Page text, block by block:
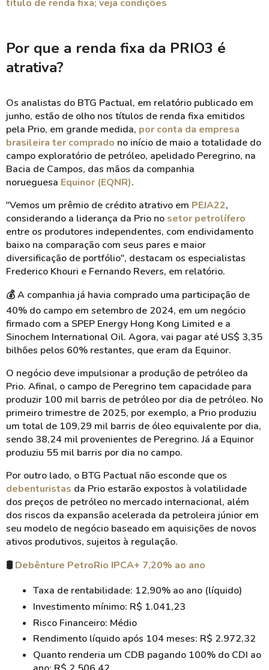
título de renda fixa; veja condições
Por que a renda fixa da PRIO3 é
atrativa?
Os analistas do BTG Pactual, em relatório publicado em
junho, estão de olho nos títulos de renda fixa emitidos
pela Prio, em grande medida, por conta da empresa
brasileira ter comprado no início de maio a totalidade do
campo exploratório de petróleo, apelidado Peregrino, na
Bacia de Campos, das mãos da companhia
norueguesa Equinor (EQNR).
"Vemos um prêmio de crédito atrativo em PEJA22,
considerando a liderança da Prio no setor petrolífero
entre os produtores independentes, com endividamento
baixo na comparação com seus pares e maior
diversificação de portfólio", destacam os especialistas
Frederico Khouri e Fernando Revers, em relatório.
💰A companhia já havia comprado uma participação de
40% do campo em setembro de 2024, em um negócio
firmado com a SPEP Energy Hong Kong Limited e a
Sinochem International Oil. Agora, vai pagar até US$ 3,35
bilhões pelos 60% restantes, que eram da Equinor.
O negócio deve impulsionar a produção de petróleo da
Prio. Afinal, o campo de Peregrino tem capacidade para
produzir 100 mil barris de petróleo por dia de petróleo. No
primeiro trimestre de 2025, por exemplo, a Prio produziu
um total de 109,29 mil barris de óleo equivalente por dia,
sendo 38,24 mil provenientes de Peregrino. Já a Equinor
produziu 55 mil barris por dia no campo.
Por outro lado, o BTG Pactual não esconde que os
debenturistas da Prio estarão expostos à volatilidade
dos preços de petróleo no mercado internacional, além
dos riscos da expansão acelerada da petroleira júnior em
seu modelo de negócio baseado em aquisições de novos
ativos produtivos, sujeitos à regulação.
🛢️Debênture PetroRio IPCA+ 7,20% ao ano
Taxa de rentabilidade: 12,90% ao ano (líquido)
Investimento mínimo: R$ 1.041,23
Risco Financeiro: Médio
Rendimento líquido após 104 meses: R$ 2.972,32
Quanto renderia um CDB pagando 100% do CDI ao